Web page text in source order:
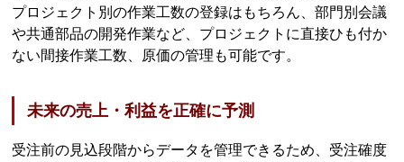
プロジェクト別の作業工数の登録はもちろん、部門別会議
や共通部品の開発作業など、プロジェクトに直接ひも付か
ない間接作業工数、原価の管理も可能です。
未来の売上・利益を正確に予測
受注前の見込段階からデータを管理できるため、受注確度